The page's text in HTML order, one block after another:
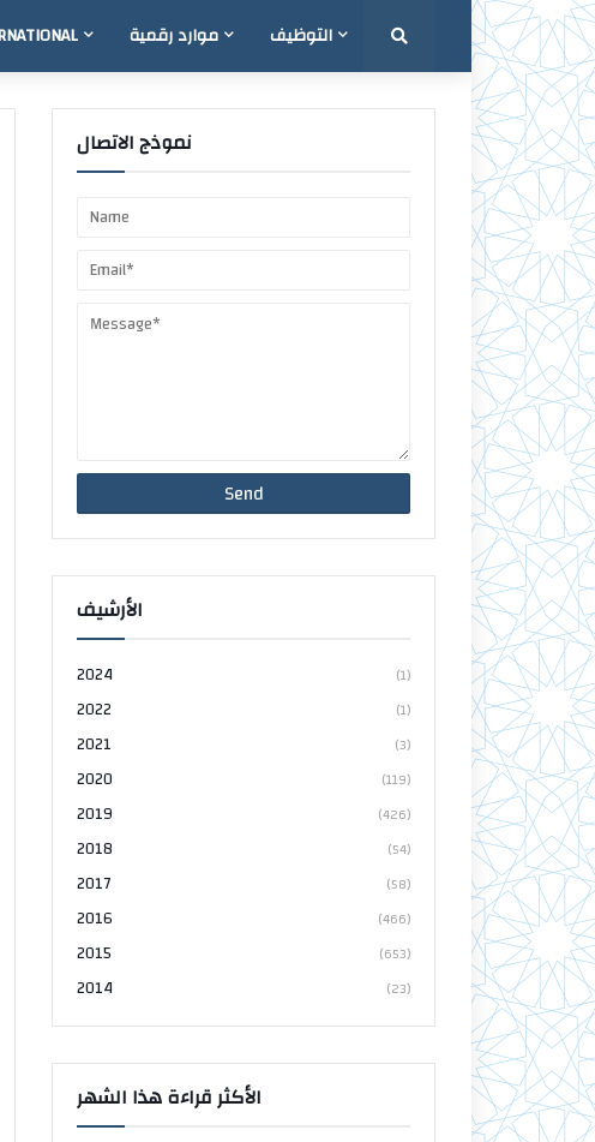
موارد رقمية التوظيف
نموذج الاتصال
الأرشيف
2024 (1)
2022 (1)
2021 (3)
2020 (119)
2019 (426)
2018 (54)
2017 (58)
2016 (466)
2015 (653)
2014 (23)
الأكثر قراءة هذا الشهر